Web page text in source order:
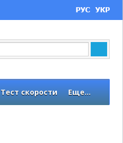
Тест скорости Еще...